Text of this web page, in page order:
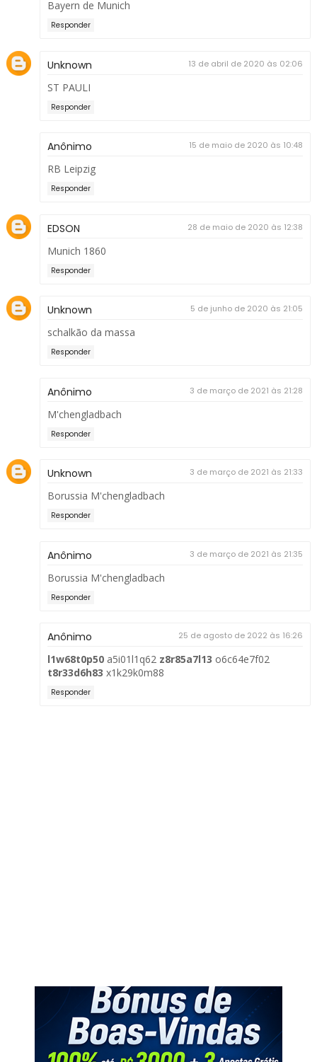
Bayern de Munich
Responder
Unknown 13 de abril de 2020 às 02:06
ST PAULI
Responder
Anônimo 15 de maio de 2020 às 10:48
RB Leipzig
Responder
EDSON 28 de maio de 2020 às 12:38
Munich 1860
Responder
Unknown 5 de junho de 2020 às 21:05
schalkão da massa
Responder
Anônimo 3 de março de 2021 às 21:28
M'chengladbach
Responder
Unknown 3 de março de 2021 às 21:33
Borussia M'chengladbach
Responder
Anônimo 3 de março de 2021 às 21:35
Borussia M'chengladbach
Responder
Anônimo 25 de agosto de 2022 às 16:26
l1w68t0p50a5i01l1q62 z8r85a7l13 o6c64e7f02
t8r33d6h83 x1k29k0m88
Responder